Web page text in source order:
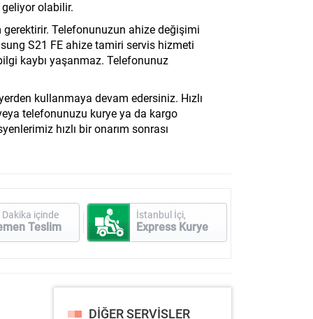
geliyor olabilir.
gerektirir. Telefonunuzun ahize değişimi
S21 FE ahize tamiri servis hizmeti
kaybı yaşanmaz. Telefonunuz
kullanmaya devam edersiniz. Hızlı
telefonunuzu kurye ya da kargo
hızlı bir onarım sonrası
Dakika içinde
Teslim
İstanbul İçi,
Express Kurye
DİĞER SERVİSLER